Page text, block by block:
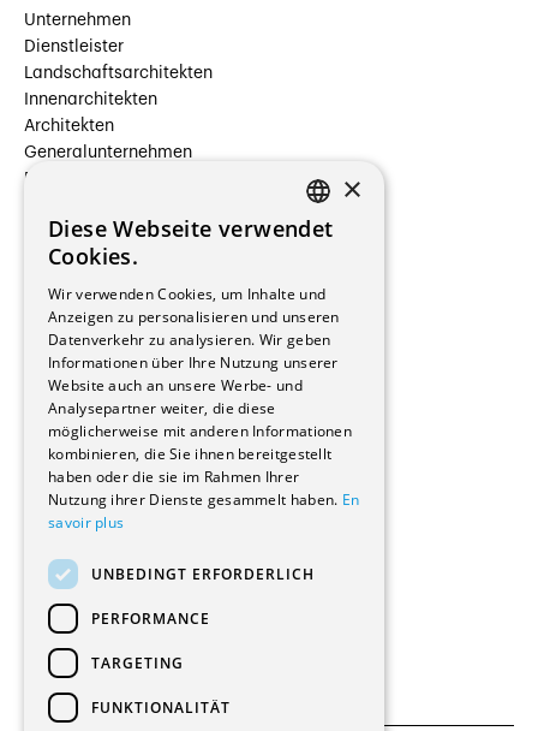
Unternehmen
Dienstleister
Landschaftsarchitekten
Innenarchitekten
Architekten
Generalunternehmen
Beauftragte Unternehmen
Hersteller/Lieferanten
Bauherrschaften
Immobilienverwaltungsgesellschaften
Stockwerkeigentum
Reportagen
Wohnungen
Renovierungen
Innere Umbauten
Gastgewerbe und Tourismus
Verwaltungsgebäude und Geschäfte
Schuleinrichtungen
Medizinische Einrichtungen
Kultur - Sport - Freizeit
Industrie - Handwerk
Transport und Parkplätze
Diverse Bauten
FRENCH
×
Diese Webseite verwendet
Cookies.
Wir verwenden Cookies, um Inhalte und
Anzeigen zu personalisieren und unseren
Datenverkehr zu analysieren. Wir geben
Informationen über Ihre Nutzung unserer
Website auch an unsere Werbe- und
Analysepartner weiter, die diese
möglicherweise mit anderen Informationen
kombinieren, die Sie ihnen bereitgestellt
haben oder die sie im Rahmen Ihrer
Nutzung ihrer Dienste gesammelt haben. En
savoir plus
UNBEDINGT ERFORDERLICH
PERFORMANCE
TARGETING
FUNKTIONALITÄT